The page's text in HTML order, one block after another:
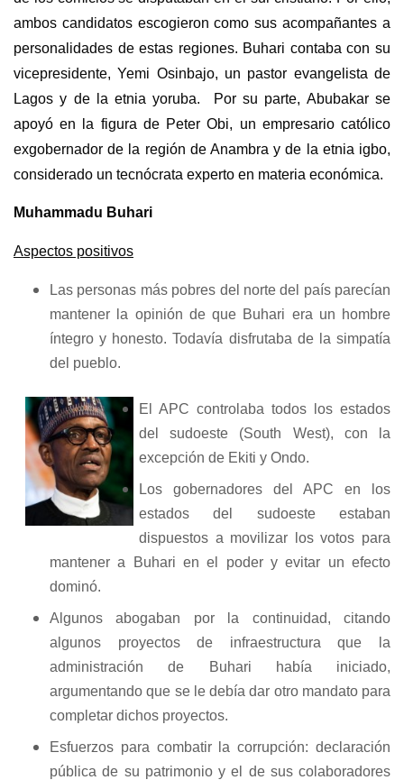
ambos candidatos escogieron como sus acompañantes a
personalidades de estas regiones. Buhari contaba con su
vicepresidente, Yemi Osinbajo, un pastor evangelista de
Lagos y de la etnia yoruba. Por su parte, Abubakar se
apoyó en la figura de Peter Obi, un empresario católico
exgobernador de la región de Anambra y de la etnia igbo,
considerado un tecnócrata experto en materia económica.
Muhammadu Buhari
Aspectos positivos
Las personas más pobres del norte del país parecían
mantener la opinión de que Buhari era un hombre
íntegro y honesto. Todavía disfrutaba de la simpatía
del pueblo.
El APC controlaba todos los estados
del sudoeste (South West), con la
excepción de Ekiti y Ondo.
Los gobernadores del APC en los
estados del sudoeste estaban
dispuestos a movilizar los votos para
mantener a Buhari en el poder y evitar un efecto
dominó.
Algunos abogaban por la continuidad, citando
algunos proyectos de infraestructura que la
administración de Buhari había iniciado,
argumentando que se le debía dar otro mandato para
completar dichos proyectos.
Esfuerzos para combatir la corrupción: declaración
pública de su patrimonio y el de sus colaboradores